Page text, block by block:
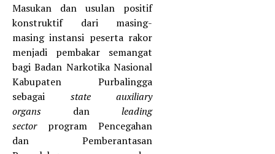
Masukan dan usulan positif
konstruktif dari masing-
masing instansi peserta rakor
menjadi pembakar semangat
bagi Badan Narkotika Nasional
Kabupaten Purbalingga
sebagai state auxiliary
organs dan leading
sectorprogram Pencegahan
dan Pemberantasan